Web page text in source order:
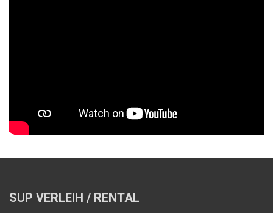
SUP VERLEIH / RENTAL